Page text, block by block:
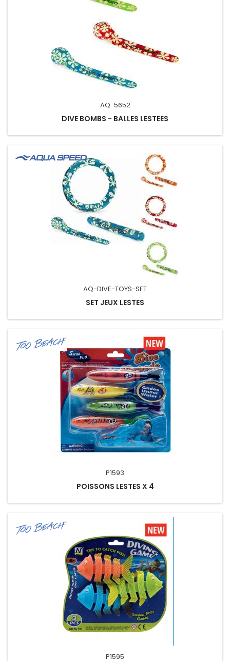
AQ-5652
DIVE BOMBS - BALLES LESTEES
AQ-DIVE-TOYS-SET
SET JEUX LESTES
P1593
POISSONS LESTES X 4
P1595